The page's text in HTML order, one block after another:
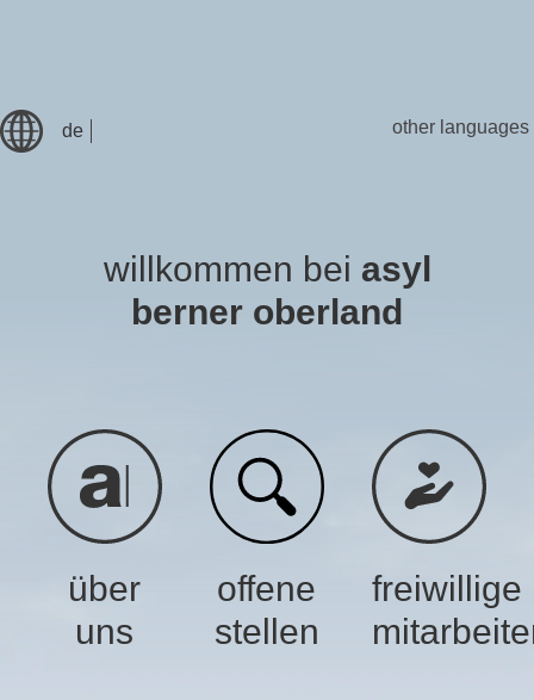
de other languages
willkommen bei asyl
berner oberland
über
uns
offene
stellen
freiwillige